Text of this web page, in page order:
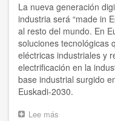
La nueva generación
industria será “made in
al resto del mundo. En
soluciones tecnológicas
eléctricas industriales y
electrificación en la
base industrial surgido
Euskadi-2030.
Lee más